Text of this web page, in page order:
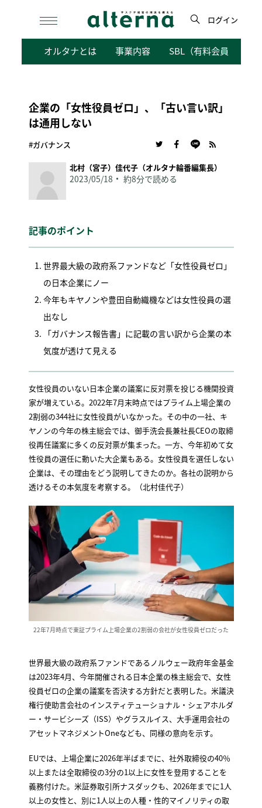
検
ログイン
オルタナとは 事業内容 SBL（有料会員向けサ
企業の「女性役員ゼロ」、「古い言い訳」
は通用しない
#ガバナンス
北村（宮子）佳代子（オルタナ輪番編集長）
2023/05/18 約8分で読める
記事のポイント
世界最大級の政府系ファンドなど「女性役員ゼロ」
の日本企業にノー
今年もキヤノンや豊田自動織機などは女性役員の選
出なし
「ガバナンス報告書」に記載の言い訳から企業の本
気度が透けて見える
女性役員のいない日本企業の議案に反対票を投じる機関投資
家が増えている。2022年7月末時点ではプライム上場企業の
2割弱の344社に女性役員がいなかった。その中の一社、キ
ヤノンの今年の株主総会では、御手洗会長兼社長CEOの取締
役再任議案に多くの反対票が集まった。一方、今年初めて女
性役員の選任に動いた大企業もある。女性役員を選任しない
企業は、その理由をどう説明してきたのか。各社の説明から
透けるその本気度を考察する。（北村佳代子）
22年7月時点で東証プライム上場企業の2割弱の会社が女性役員ゼロだった
世界最大級の政府系ファンドであるノルウェー政府年金基金
は2023年4月、今年開催される日本企業の株主総会で、女性
役員ゼロの企業の議案を否決する方針だと表明した。米議決
権行使助言会社のインスティテューショナル・シェアホルダ
ー・サービシーズ（ISS）やグラスルイス、大手運用会社の
アセットマネジメントOneなども、同様の意向を示す。
EUでは、上場企業に2026年半ばまでに、社外取締役の40％
以上または全取締役の3分の1以上に女性を登用することを
義務付けた。米証券取引所ナスダックも、2026年までに1人
以上の女性と、別に1人以上の人種・性的マイノリティの取